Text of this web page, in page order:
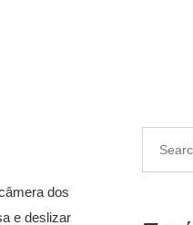
dos
e deslizar